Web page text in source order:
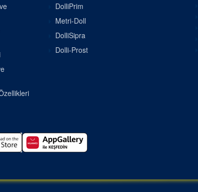
DolliPrim
Metri-Doll
DolliSipra
Dolli-Prost